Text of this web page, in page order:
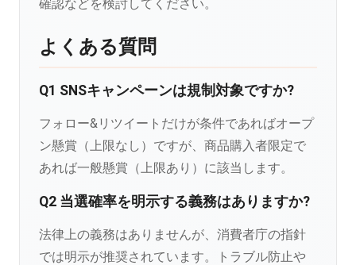
確認などを検討してください。
よくある質問
Q1 SNSキャンペーンは規制対象ですか?
フォロー&リツイートだけが条件であればオープ
ン懸賞（上限なし）ですが、商品購入者限定で
あれば一般懸賞（上限あり）に該当します。
Q2 当選確率を明示する義務はありますか?
法律上の義務はありませんが、消費者庁の指針
では明示が推奨されています。トラブル防止や